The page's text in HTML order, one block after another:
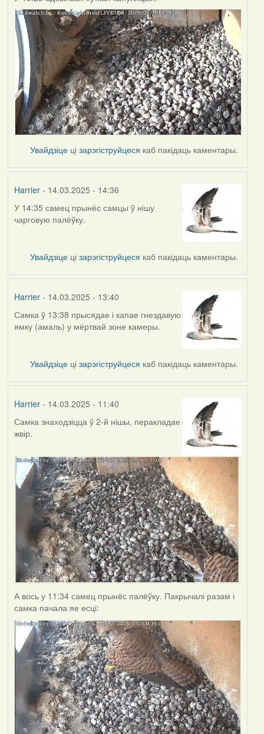
Увайдзіце цізарэгіструйцеся каб пакідаць каментары.
Harrier- 14.03.2025 - 14:36
У 14:35 самец прынёс самцы ў нішу
чарговую палёўку.
Увайдзіце цізарэгіструйцеся каб пакідаць каментары.
Harrier- 14.03.2025 - 13:40
Самка ў 13:38 прысядае і капае гнездавую
ямку (амаль) у мёртвай зоне камеры.
Увайдзіце цізарэгіструйцеся каб пакідаць каментары.
Harrier- 14.03.2025 - 11:40
Самка знаходзіцца ў 2-й нішы, перакладае
жвір.
А вось у 11:34 самец прынёс палёўку. Пакрычалі разам і
самка пачала яе есці: